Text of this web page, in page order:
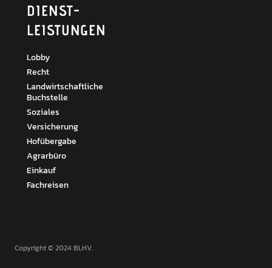
DIENST­
LEISTUNGEN
Lobby
Recht
Landwirtschaftliche
Buchstelle
Soziales
Versicherung
Hofübergabe
Agrarbüro
Einkauf
Fachreisen
Copyright © 2024 BLHV